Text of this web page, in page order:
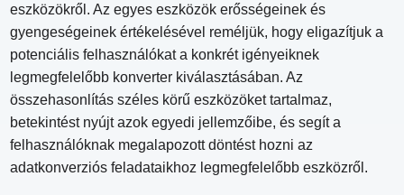
eszközökről. Az egyes eszközök erősségeinek és
gyengeségeinek értékelésével reméljük, hogy eligazítjuk a
potenciális felhasználókat a konkrét igényeiknek
legmegfelelőbb konverter kiválasztásában. Az
összehasonlítás széles körű eszközöket tartalmaz,
betekintést nyújt azok egyedi jellemzőibe, és segít a
felhasználóknak megalapozott döntést hozni az
adatkonverziós feladataikhoz legmegfelelőbb eszközről.